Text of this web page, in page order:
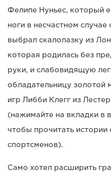
Фелипе Нуньес, который
ноги в несчастном
выбрал скалолазку из
которая родилась без
руки, и слабовидящую
обладательницу золотой
игр Либби Клегг из
(нажимайте на вкладки в
чтобы прочитать
спортсменов).
Само хотел расширить